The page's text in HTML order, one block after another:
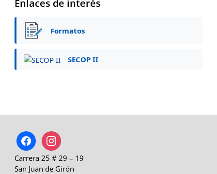
Enlaces de interés
Formatos
SECOP II
facebookinstagram
Carrera 25 # 29 – 19
San Juan de Girón